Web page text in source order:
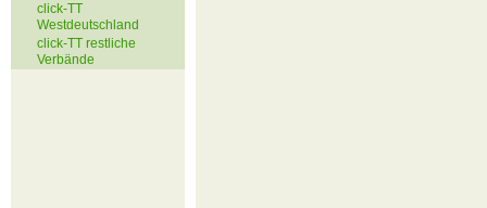
click-TT
Westdeutschland
click-TT restliche
Verbände